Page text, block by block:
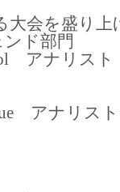
大会を盛り
ド部門
アナリスト
アナリスト